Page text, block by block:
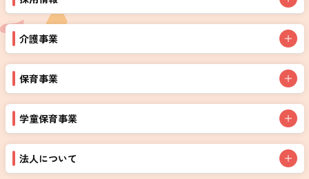
介護事業
保育事業
学童保育事業
法人について